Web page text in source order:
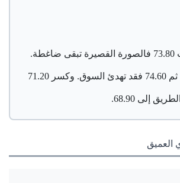
ما دام السعر تحت 73.80 فالصورة القصيرة تبقى ضاغطة.
أما استعادة 73.80 ثم 74.60 فقد تهدئ السوق. وكسر 71.20
العميق